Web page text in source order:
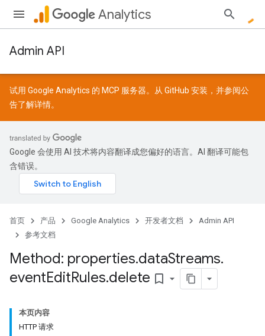
Analytics
Admin API
试用 Google Analytics 的 MCP 服务器。从 GitHub 安装，并参阅公
告了解详情。
Google 会使用 AI 技术将内容翻译成您偏好的语言。AI 翻译可能包
含错误。
首页 产品 Google Analytics 开发者文档
Admin API
参考文档
Method: properties.dataStreams.
eventEditRules.delete bookmark_border
本页内容
HTTP 请求